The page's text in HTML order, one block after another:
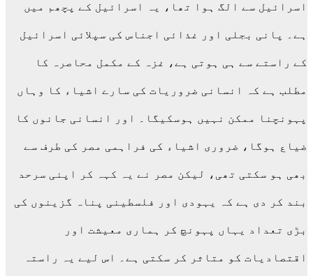
اسرائیل سے الگ ہوا تھا، یہ اسرائیل کے پچھم میں
ہے۔ پانی بجلی اور غذائی اجناس کی سپلائی اسرائیل
کے راستے سے ہی ہوتی ہے، غزہ کے مکمل محاصرہ کا
مطلب ہے کہ انسانی ضروریات کی سارے اشیاء کا وہاں
پہونچنا ممکن نہیں ہوسکیگا۔ اور انسانی جانوں کا
ضیاع ہوگا، ضروری اشیاء کی فراہمی مصر کی طرف سے
بھی ہو سکتی تھی، لیکن مصر نے یہ کہہ کر اپنی سرحد
بند کر دی ہے کہ یہودی اور فلسطینی پناہ گزینوں کی
بڑی تعداد یہاں پہونچ کر ہماری معیشت اور
اقتصادیات کو متاثر کر سکتی ہے۔ اس لیے یہ راستہ